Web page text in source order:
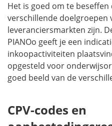
Het is goed om te
verschillende doelgroepen
leveranciersmarkten zijn.
PIANOo geeft je een
inkoopactiviteiten
opgesteld voor
goed beeld van de
CPV-codes en